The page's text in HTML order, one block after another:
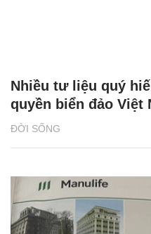
ĐỜI SỐNG
Nhiều tư liệu quý
quyền biển đảo Việt